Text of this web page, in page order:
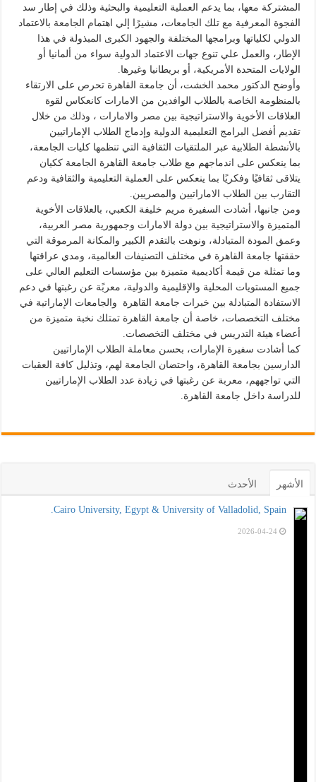
المشتركة معها، بما يدعم العملية التعليمية والبحثية وذلك في إطار سد
الفجوة المعرفية مع تلك الجامعات، مشيرًا إلي اهتمام الجامعة بالاعتماد
الدولي لكلياتها وبرامجها المختلفة والجهود الكبرى المبذولة في هذا
الإطار، والعمل علي تنوع جهات الاعتماد الدولية سواء من ألمانيا أو
الولايات المتحدة الأمريكية، أو بريطانيا وغيرها.
وأوضح الدكتور محمد الخشت، أن جامعة القاهرة تحرص على الارتقاء
بالمنظومة الخاصة بالطلاب الوافدين من الامارات كانعكاس لقوة
العلاقات الأخوية والاستراتيجية بين مصر والامارات ، وذلك من خلال
تقديم أفضل البرامج التعليمية الدولية وإدماج الطلاب الإماراتيين
بالأنشطة الطلابية عبر الملتقيات الثقافية التي تنظمها كليات الجامعة،
بما ينعكس على اندماجهم مع طلاب جامعة القاهرة الجامعة ككيان
يتلاقى ثقافيًا وفكريًا بما ينعكس على العملية التعليمية والثقافية ودعم
التقارب بين الطلاب الاماراتيين والمصريين.
ومن جانبها، أشادت السفيرة مريم خليفة الكعبي، بالعلاقات الأخوية
المتميزة والاستراتيجية بين دولة الامارات وجمهورية مصر العربية،
وعمق المودة المتبادلة، ونوهت بالتقدم الكبير والمكانة المرموقة التي
حققتها جامعة القاهرة في مختلف التصنيفات العالمية، ومدي عراقتها
وما تمثلة من قيمة أكاديمية متميزة بين مؤسسات التعليم العالي على
جميع المستويات المحلية والإقليمية والدولية، معربًة عن رغبتها في دعم
الاستفادة المتبادلة بين خبرات جامعة القاهرة والجامعات الإماراتية في
مختلف التخصصات، خاصة أن جامعة القاهرة تمتلك نخبة متميزة من
أعضاء هيئة التدريس في مختلف التخصصات.
كما أشادت سفيرة الإمارات، بحسن معاملة الطلاب الإماراتيين
الدارسين بجامعة القاهرة، واحتضان الجامعة لهم، وتذليل كافة العقبات
التي تواجههم، معربة عن رغبتها في زيادة عدد الطلاب الإماراتيين
للدراسة داخل جامعة القاهرة.
الأشهر الأحدث
Cairo University, Egypt & University of Valladolid, Spain.
2026-04-24